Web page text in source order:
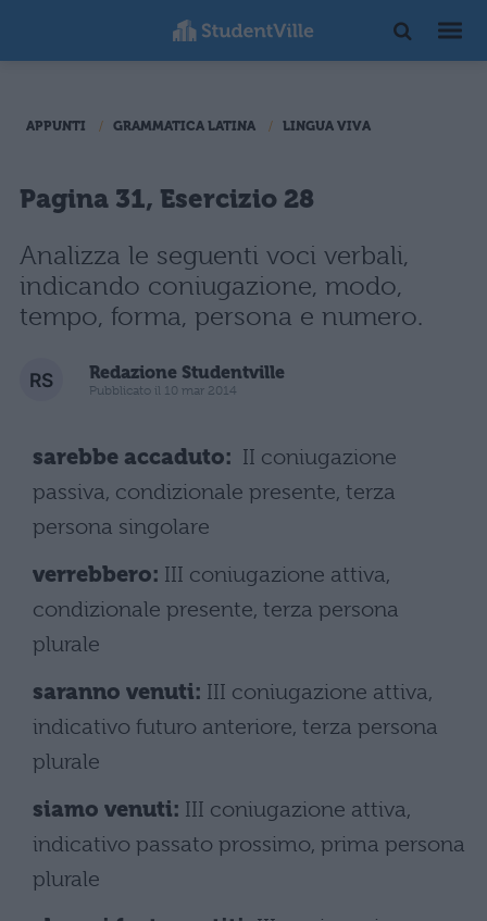
APPUNTI GRAMMATICA LATINA LINGUA VIVA
Pagina 31, Esercizio 28
Analizza le seguenti voci verbali,
indicando coniugazione, modo,
tempo, forma, persona e numero.
Redazione Studentville
Pubblicato il 10 mar 2014
sarebbe accaduto: II coniugazione
passiva, condizionale presente, terza
persona singolare
verrebbero: III coniugazione attiva,
condizionale presente, terza persona
plurale
saranno venuti: III coniugazione attiva,
indicativo futuro anteriore, terza persona
plurale
siamo venuti: III coniugazione attiva,
indicativo passato prossimo, prima persona
plurale